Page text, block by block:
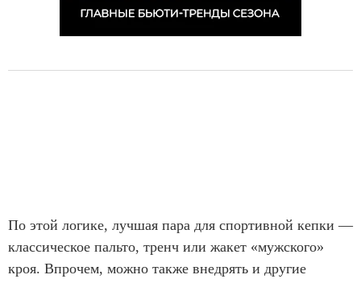
По этой логике, лучшая пара для спортивной кепки —
классическое пальто, тренч или жакет «мужского»
кроя. Впрочем, можно также внедрять и другие